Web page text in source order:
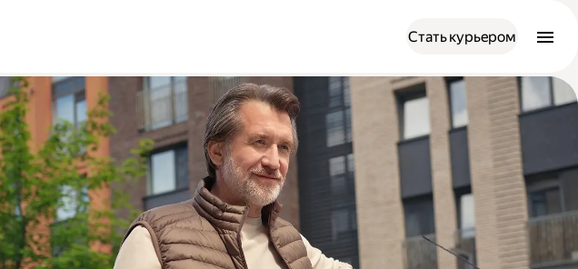
Стать курьером